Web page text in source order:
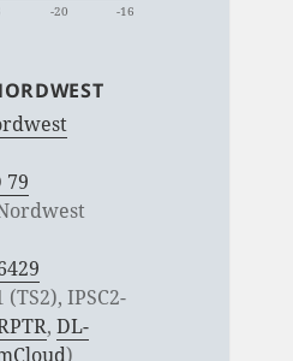
-20 -16
79
(TS2), IPSC2-
,DL-
)